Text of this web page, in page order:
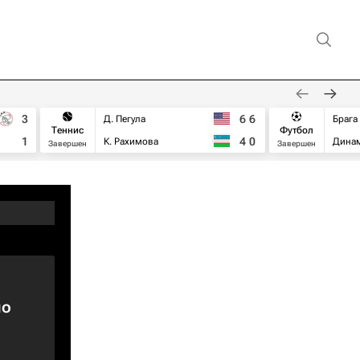
3
1
Теннис
Завершен
Д. Пегула
К. Рахимова
6 6
4 0
Футбол
Завершен
Брага